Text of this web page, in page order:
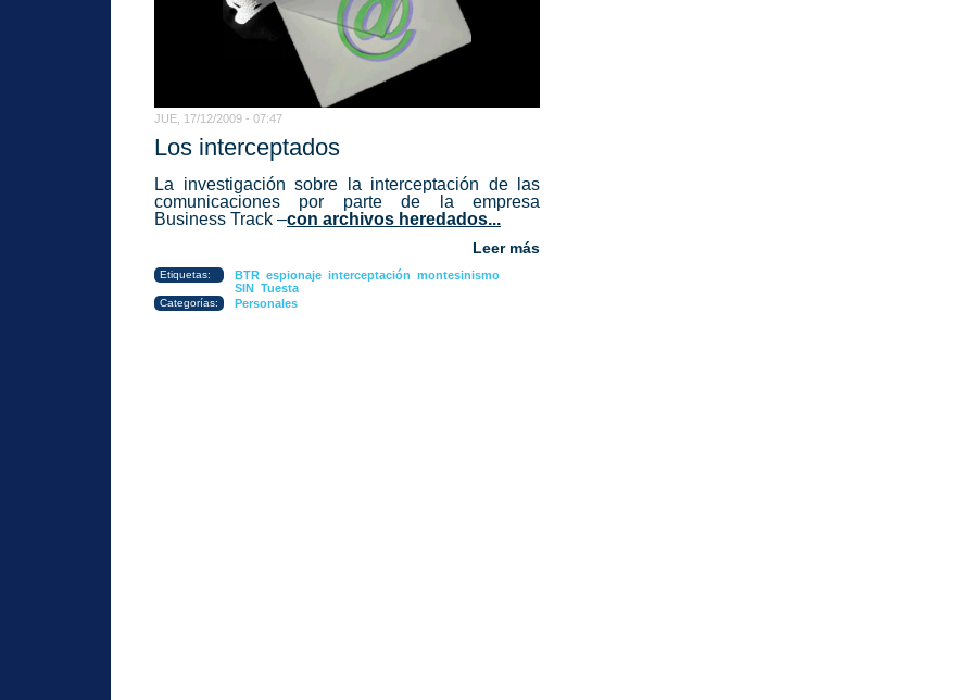
JUE, 17/12/2009 - 07:47
Los interceptados
La investigación sobre la interceptación de las
comunicaciones por parte de la empresa
Business Track –con archivos heredados...
Leer más
Etiquetas: BTR espionaje interceptación montesinismo
SIN Tuesta
Categorías: Personales